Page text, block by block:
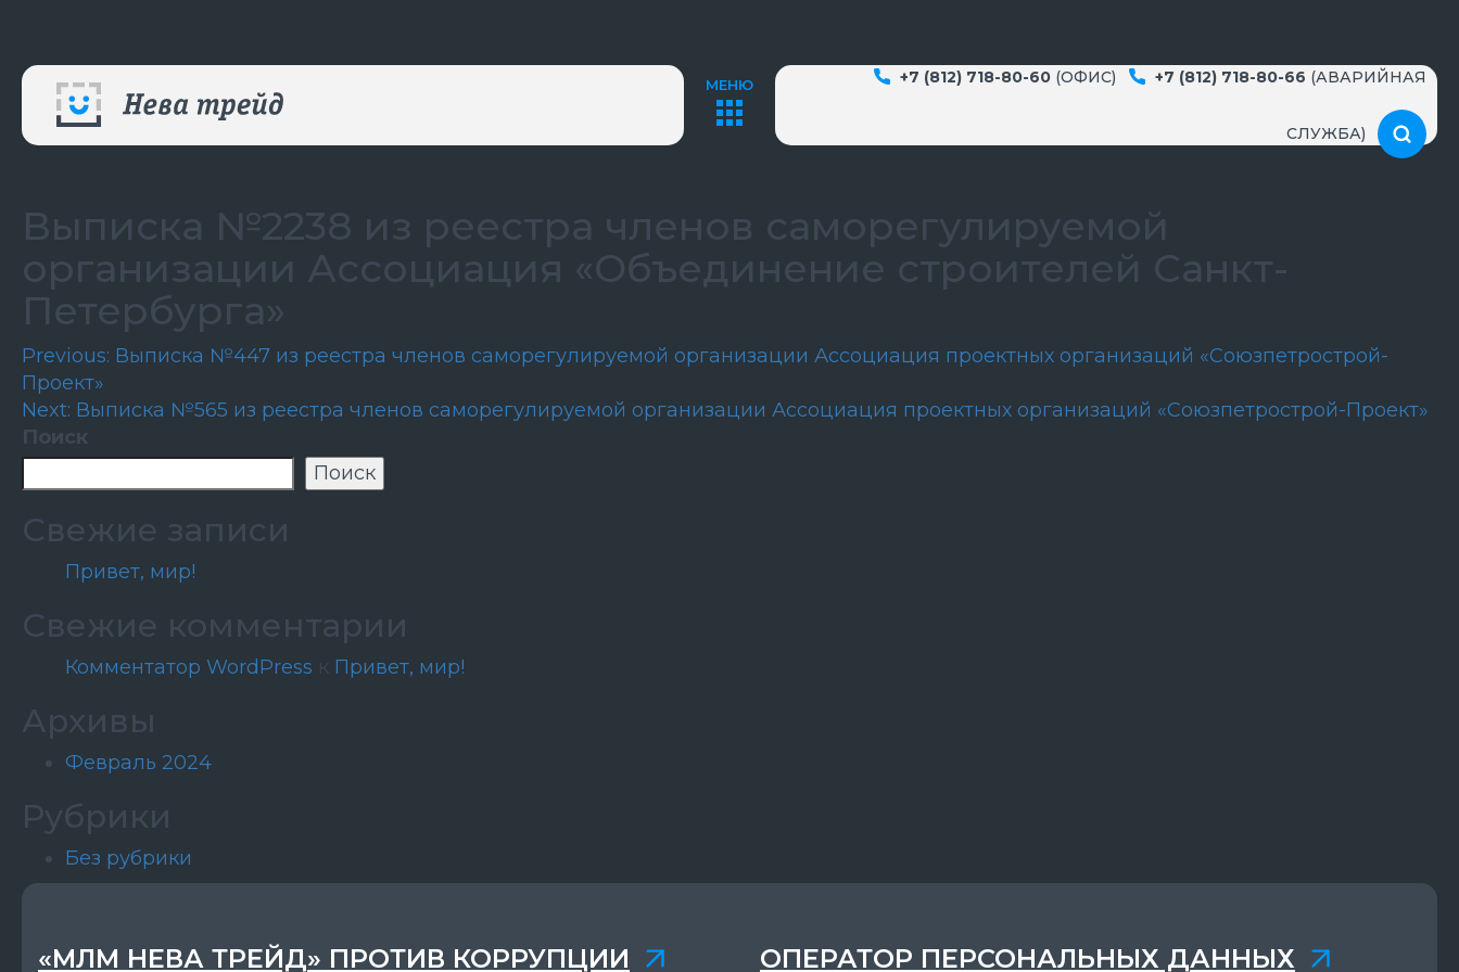
МЕНЮ +7 (812) 718-80-60(ОФИС) +7 (812) 718-80-66 (АВАРИЙНАЯ
СЛУЖБА)
Выписка №2238 из реестра членов саморегулируемой
организации Ассоциация «Объединение строителей Санкт-
Петербурга»
Навигация
по
записям
Previous: Выписка №447 из реестра членов саморегулируемой организации Ассоциация проектных организаций «Союзпетрострой-
Проект»
Next: Выписка №565 из реестра членов саморегулируемой организации Ассоциация проектных организаций «Союзпетрострой-Проект»
Поиск
Поиск
Свежие записи
Привет, мир!
Свежие комментарии
Комментатор WordPress к Привет, мир!
Архивы
Февраль 2024
Рубрики
Без рубрики
«МЛМ НЕВА ТРЕЙД» ПРОТИВ КОРРУПЦИИ ОПЕРАТОР ПЕРСОНАЛЬНЫХ ДАННЫХ